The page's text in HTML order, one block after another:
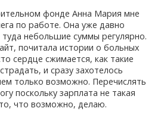
фонде Анна Мария мне
по работе. Она уже давно
туда небольшие суммы регулярно.
почитала истории о больных
сердце сжимается, как такие
и сразу захотелось
только возможно. Перечислять
поскольку зарплата не такая
что возможно, делаю.